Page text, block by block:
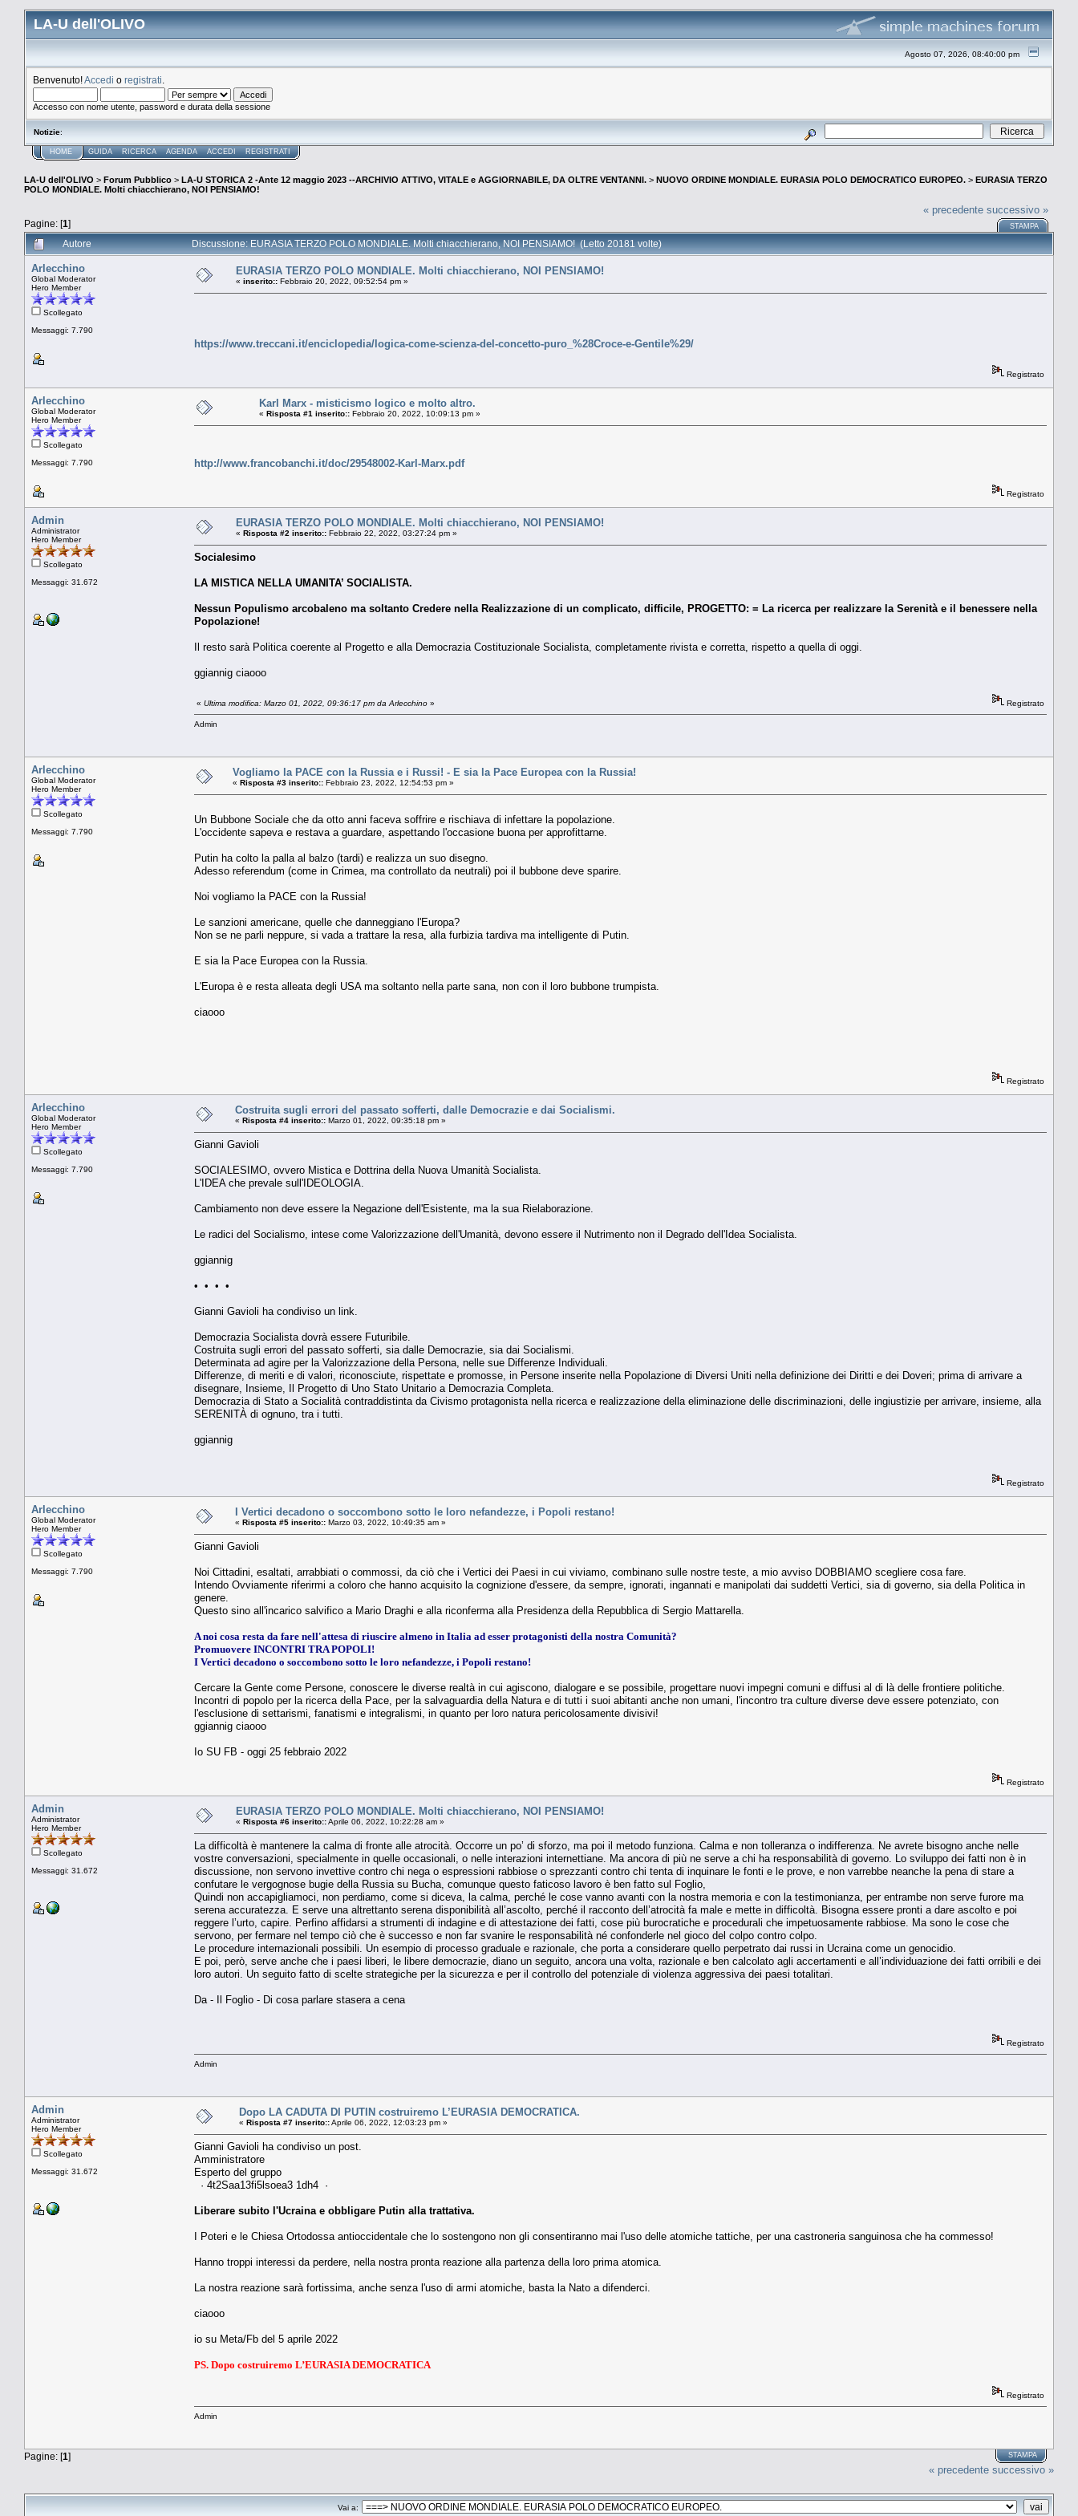
LA-U dell'OLIVO
Agosto 07, 2026, 08:40:00 pm
Benvenuto!Accedi o registrati
Accesso con nome utente, password e durata della sessione
Notizie:
HOME GUIDA RICERCA AGENDA ACCEDI REGISTRATI
LA-U dell'OLIVO > Forum Pubblico > LA-U STORICA 2 -Ante 12 maggio 2023 --ARCHIVIO ATTIVO, VITALE e AGGIORNABILE, DA OLTRE VENTANNI. > NUOVO ORDINE MONDIALE. EURASIA POLO DEMOCRATICO EUROPEO. > EURASIA TERZO
POLO MONDIALE. Molti chiacchierano, NOI PENSIAMO!
Pagine: [1]
« precedente successivo »
STAMPA
Autore Discussione: EURASIA TERZO POLO MONDIALE. Molti chiacchierano, NOI PENSIAMO! (Letto 20181 volte)
Arlecchino
Global Moderator
Hero Member
Scollegato
Messaggi: 7.790
EURASIA TERZO POLO MONDIALE. Molti chiacchierano, NOI PENSIAMO!
« inserito:: Febbraio 20, 2022, 09:52:54 pm »
https://www.treccani.it/enciclopedia/logica-come-scienza-del-concetto-puro_%28Croce-e-Gentile%29/
Registrato
Arlecchino
Global Moderator
Hero Member
Scollegato
Messaggi: 7.790
Karl Marx - misticismo logico e molto altro.
« Risposta #1 inserito:: Febbraio 20, 2022, 10:09:13 pm »
http://www.francobanchi.it/doc/29548002-Karl-Marx.pdf
Registrato
Admin
Administrator
Hero Member
Scollegato
Messaggi: 31.672
EURASIA TERZO POLO MONDIALE. Molti chiacchierano, NOI PENSIAMO!
« Risposta #2 inserito:: Febbraio 22, 2022, 03:27:24 pm »
Socialesimo
LA MISTICA NELLA UMANITA’ SOCIALISTA.
Nessun Populismo arcobaleno ma soltanto Credere nella Realizzazione di un complicato, difficile, PROGETTO: = La ricerca per realizzare la Serenità e il benessere nella
Popolazione!
Il resto sarà Politica coerente al Progetto e alla Democrazia Costituzionale Socialista, completamente rivista e corretta, rispetto a quella di oggi.
ggiannig ciaooo
« Ultima modifica: Marzo 01, 2022, 09:36:17 pm da Arlecchino » Registrato
Admin
Arlecchino
Global Moderator
Hero Member
Scollegato
Messaggi: 7.790
Vogliamo la PACE con la Russia e i Russi! - E sia la Pace Europea con la Russia!
« Risposta #3 inserito:: Febbraio 23, 2022, 12:54:53 pm »
Un Bubbone Sociale che da otto anni faceva soffrire e rischiava di infettare la popolazione.
L'occidente sapeva e restava a guardare, aspettando l'occasione buona per approfittarne.
Putin ha colto la palla al balzo (tardi) e realizza un suo disegno.
Adesso referendum (come in Crimea, ma controllato da neutrali) poi il bubbone deve sparire.
Noi vogliamo la PACE con la Russia!
Le sanzioni americane, quelle che danneggiano l'Europa?
Non se ne parli neppure, si vada a trattare la resa, alla furbizia tardiva ma intelligente di Putin.
E sia la Pace Europea con la Russia.
L'Europa è e resta alleata degli USA ma soltanto nella parte sana, non con il loro bubbone trumpista.
ciaooo
Registrato
Arlecchino
Global Moderator
Hero Member
Scollegato
Messaggi: 7.790
Costruita sugli errori del passato sofferti, dalle Democrazie e dai Socialismi.
« Risposta #4 inserito:: Marzo 01, 2022, 09:35:18 pm »
Gianni Gavioli
SOCIALESIMO, ovvero Mistica e Dottrina della Nuova Umanità Socialista.
L'IDEA che prevale sull'IDEOLOGIA.
Cambiamento non deve essere la Negazione dell'Esistente, ma la sua Rielaborazione.
Le radici del Socialismo, intese come Valorizzazione dell'Umanità, devono essere il Nutrimento non il Degrado dell'Idea Socialista.
ggiannig
• • • •
Gianni Gavioli ha condiviso un link.
Democrazia Socialista dovrà essere Futuribile.
Costruita sugli errori del passato sofferti, sia dalle Democrazie, sia dai Socialismi.
Determinata ad agire per la Valorizzazione della Persona, nelle sue Differenze Individuali.
Differenze, di meriti e di valori, riconosciute, rispettate e promosse, in Persone inserite nella Popolazione di Diversi Uniti nella definizione dei Diritti e dei Doveri; prima di arrivare a
disegnare, Insieme, Il Progetto di Uno Stato Unitario a Democrazia Completa.
Democrazia di Stato a Socialità contraddistinta da Civismo protagonista nella ricerca e realizzazione della eliminazione delle discriminazioni, delle ingiustizie per arrivare, insieme, alla
SERENITÀ di ognuno, tra i tutti.
ggiannig
Registrato
Arlecchino
Global Moderator
Hero Member
Scollegato
Messaggi: 7.790
I Vertici decadono o soccombono sotto le loro nefandezze, i Popoli restano!
« Risposta #5 inserito:: Marzo 03, 2022, 10:49:35 am »
Gianni Gavioli
Noi Cittadini, esaltati, arrabbiati o commossi, da ciò che i Vertici dei Paesi in cui viviamo, combinano sulle nostre teste, a mio avviso DOBBIAMO scegliere cosa fare.
Intendo Ovviamente riferirmi a coloro che hanno acquisito la cognizione d'essere, da sempre, ignorati, ingannati e manipolati dai suddetti Vertici, sia di governo, sia della Politica in
genere.
Questo sino all'incarico salvifico a Mario Draghi e alla riconferma alla Presidenza della Repubblica di Sergio Mattarella.
A noi cosa resta da fare nell'attesa di riuscire almeno in Italia ad esser protagonisti della nostra Comunità?
Promuovere INCONTRI TRA POPOLI!
I Vertici decadono o soccombono sotto le loro nefandezze, i Popoli restano!
Cercare la Gente come Persone, conoscere le diverse realtà in cui agiscono, dialogare e se possibile, progettare nuovi impegni comuni e diffusi al di là delle frontiere politiche.
Incontri di popolo per la ricerca della Pace, per la salvaguardia della Natura e di tutti i suoi abitanti anche non umani, l'incontro tra culture diverse deve essere potenziato, con
l'esclusione di settarismi, fanatismi e integralismi, in quanto per loro natura pericolosamente divisivi!
ggiannig ciaooo
Io SU FB - oggi 25 febbraio 2022
Registrato
Admin
Administrator
Hero Member
Scollegato
Messaggi: 31.672
EURASIA TERZO POLO MONDIALE. Molti chiacchierano, NOI PENSIAMO!
« Risposta #6 inserito::Aprile 06, 2022, 10:22:28 am »
La difficoltà è mantenere la calma di fronte alle atrocità. Occorre un po’ di sforzo, ma poi il metodo funziona. Calma e non tolleranza o indifferenza. Ne avrete bisogno anche nelle
vostre conversazioni, specialmente in quelle occasionali, o nelle interazioni internettiane. Ma ancora di più ne serve a chi ha responsabilità di governo. Lo sviluppo dei fatti non è in
discussione, non servono invettive contro chi nega o espressioni rabbiose o sprezzanti contro chi tenta di inquinare le fonti e le prove, e non varrebbe neanche la pena di stare a
confutare le vergognose bugie della Russia su Bucha, comunque questo faticoso lavoro è ben fatto sul Foglio,
Quindi non accapigliamoci, non perdiamo, come si diceva, la calma, perché le cose vanno avanti con la nostra memoria e con la testimonianza, per entrambe non serve furore ma
serena accuratezza. E serve una altrettanto serena disponibilità all’ascolto, perché il racconto dell’atrocità fa male e mette in difficoltà. Bisogna essere pronti a dare ascolto e poi
reggere l’urto, capire. Perfino affidarsi a strumenti di indagine e di attestazione dei fatti, cose più burocratiche e procedurali che impetuosamente rabbiose. Ma sono le cose che
servono, per fermare nel tempo ciò che è successo e non far svanire le responsabilità né confonderle nel gioco del colpo contro colpo.
Le procedure internazionali possibili. Un esempio di processo graduale e razionale, che porta a considerare quello perpetrato dai russi in Ucraina come un genocidio.
E poi, però, serve anche che i paesi liberi, le libere democrazie, diano un seguito, ancora una volta, razionale e ben calcolato agli accertamenti e all’individuazione dei fatti orribili e dei
loro autori. Un seguito fatto di scelte strategiche per la sicurezza e per il controllo del potenziale di violenza aggressiva dei paesi totalitari.
Da - Il Foglio - Di cosa parlare stasera a cena
Registrato
Admin
Admin
Administrator
Hero Member
Scollegato
Messaggi: 31.672
Dopo LA CADUTA DI PUTIN costruiremo L’EURASIA DEMOCRATICA.
« Risposta #7 inserito::Aprile 06, 2022, 12:03:23 pm »
Gianni Gavioli ha condiviso un post.
Amministratore
Esperto del gruppo
· 4t2Saa13fi5lsoea3 1dh4 ·
Liberare subito l'Ucraina e obbligare Putin alla trattativa.
I Poteri e le Chiesa Ortodossa antioccidentale che lo sostengono non gli consentiranno mai l'uso delle atomiche tattiche, per una castroneria sanguinosa che ha commesso!
Hanno troppi interessi da perdere, nella nostra pronta reazione alla partenza della loro prima atomica.
La nostra reazione sarà fortissima, anche senza l'uso di armi atomiche, basta la Nato a difenderci.
ciaooo
io su Meta/Fb del 5 aprile 2022
PS. Dopo costruiremo L’EURASIA DEMOCRATICA
Registrato
Admin
Pagine: [1] STAMPA
« precedente successivo »
Vai a: